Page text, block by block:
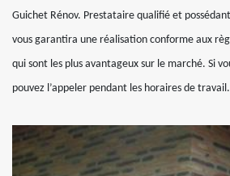
Guichet Rénov. Prestataire qualifié et
vous garantira une réalisation conforme aux
qui sont les plus avantageux sur le marché. Si
pouvez l’appeler pendant les horaires de travail.